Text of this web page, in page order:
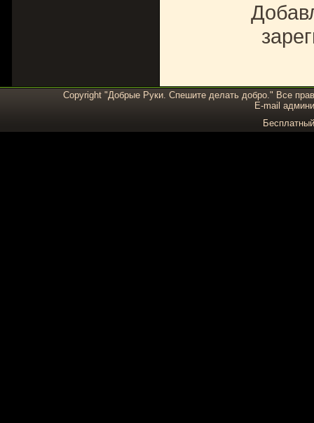
Copyright "Добрые Руки. Спешите делать добро." Все
E-mail